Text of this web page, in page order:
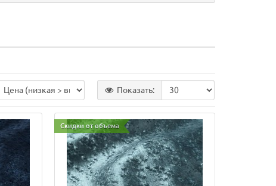
Показать:
Скидки от объема